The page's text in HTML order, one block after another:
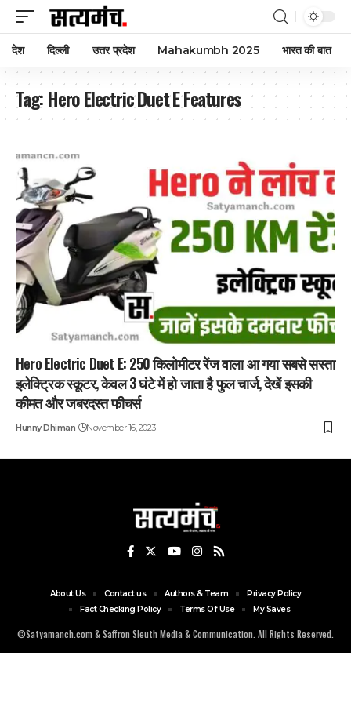
देश दिल्ली उत्तर प्रदेश Mahakumbh 2025 भारत की बात
Tag:Hero Electric Duet E Features
Hero Electric Duet E: 250 किलोमीटर रेंज वाला आ गया सबसे सस्ता
इलेक्ट्रिक स्कूटर, केवल 3 घंटे में हो जाता है फुल चार्ज, देखें इसकी
कीमत और जबरदस्त फीचर्स
Hunny Dhiman November 16, 2023
©Satyamanch.com & Saffron Sleuth Media & Communication. All Rights Reserved.
About Us Contact us Authors & Team
Privacy Policy
Fact Checking Policy
Terms Of Use My Saves